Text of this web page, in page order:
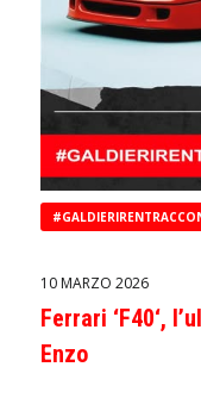
10 MARZO 2026
Ferrari ‘F40‘,
Enzo